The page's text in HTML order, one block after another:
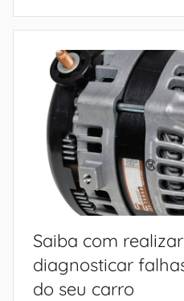
Saiba com
diagnosticar
do seu carro